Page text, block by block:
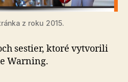
z roku 2015.
sestier, ktoré vytvorili
Warning.